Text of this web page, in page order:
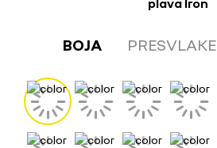
plava Iron
BOJA PRESVLAKE